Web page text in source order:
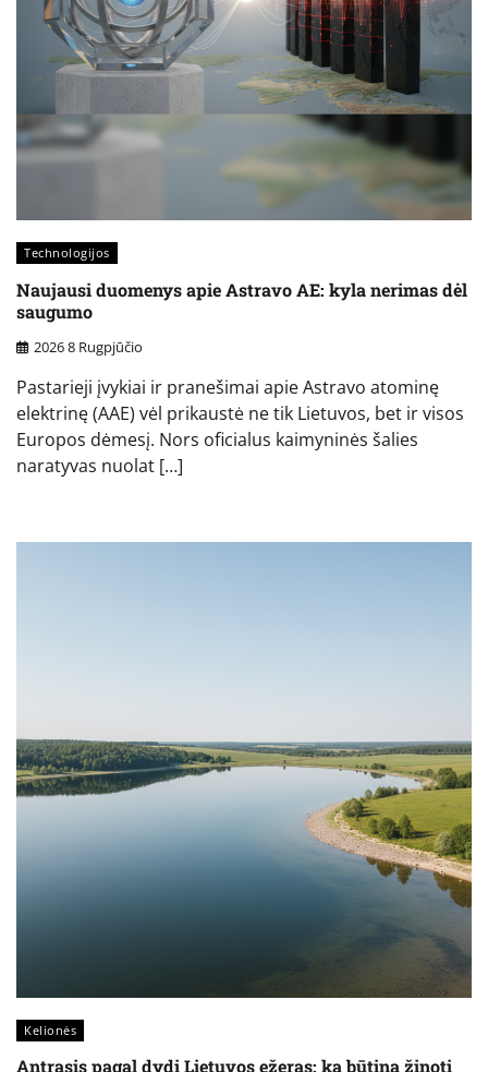
Technologijos
Naujausi duomenys apie Astravo AE: kyla nerimas dėl
saugumo
2026 8 Rugpjūčio
Pastarieji įvykiai ir pranešimai apie Astravo atominę
elektrinę (AAE) vėl prikaustė ne tik Lietuvos, bet ir visos
Europos dėmesį. Nors oficialus kaimyninės šalies
naratyvas nuolat […]
Kelionės
Antrasis pagal dydį Lietuvos ežeras: ką būtina žinoti